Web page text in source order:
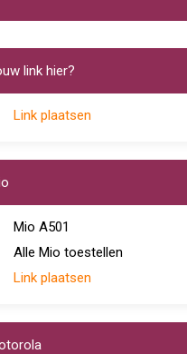
link hier?
Link plaatsen
Mio A501
Alle Mio toestellen
Link plaatsen